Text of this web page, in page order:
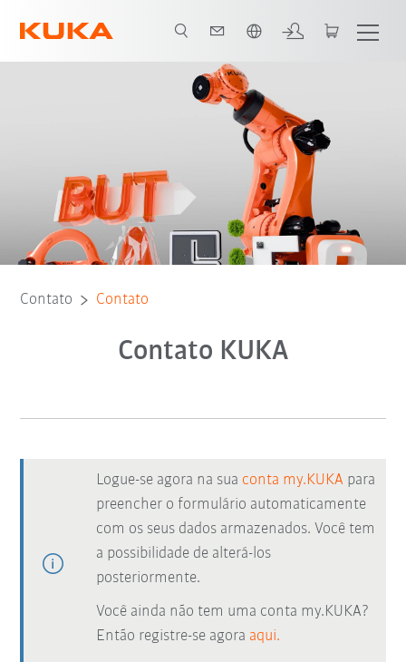
Contato Contato
Contato KUKA
Logue-se agora na sua conta my.KUKA para
preencher o formulário automaticamente
com os seus dados armazenados. Você tem
a possibilidade de alterá-los
posteriormente.
Você ainda não tem uma conta my.KUKA?
Então registre-se agora aqui.